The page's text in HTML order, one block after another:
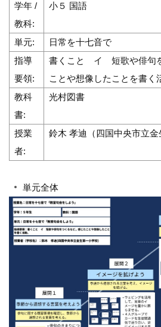
学年 /
教科:
小５ 国語
単元:
日常を十七音で
指導
要領:
書くこと イ 短歌や俳句
ことや想像したことを書く
教科
書:
光村図書
授業
者:
鈴木 孝迪（四国中央市立金
単元全体